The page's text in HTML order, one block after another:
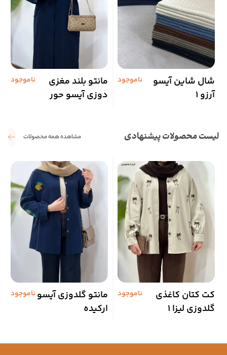
شال شاین آیسو
آرزو 1
ناموجود
مانتو بلند مغزی
دوزی آیسو حور
ناموجود
لیست محصولات پیشنهادی مشاهده همه محصولات
کت کتان کاغذی
گلدوزی لیزا 1
ناموجود
مانتو گلدوزی آیسو
ارکیده
ناموجود